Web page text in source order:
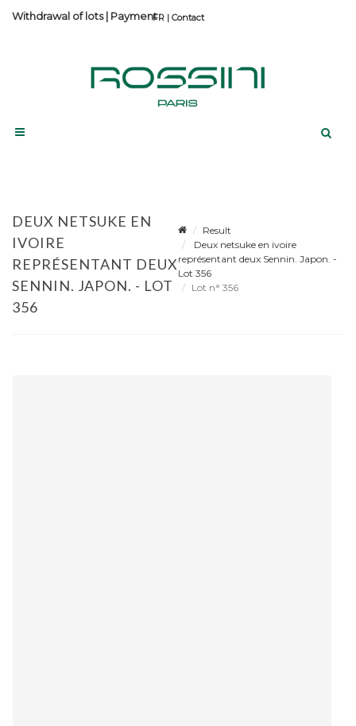
Contact
Withdrawal of lots| Payment
DEUX NETSUKE EN
IVOIRE
REPRÉSENTANT DEUX
SENNIN. JAPON. - LOT
356
Result
Deux netsuke en ivoire
représentant deux Sennin. Japon. -
Lot 356
Lot n° 356